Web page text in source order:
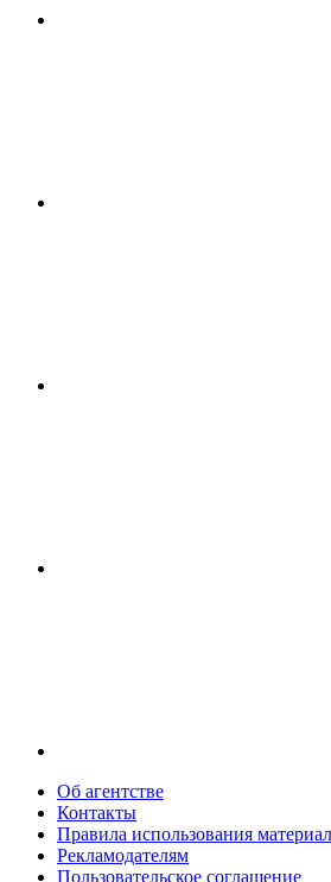
Об агентстве
Контакты
Правила использования
Рекламодателям
Пользовательское соглашение